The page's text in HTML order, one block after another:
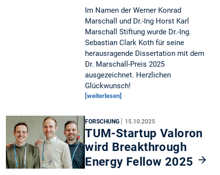
Im Namen der Werner Konrad
Marschall und Dr.-Ing Horst Karl
Marschall Stiftung wurde Dr.-Ing.
Sebastian Clark Koth für seine
herausragende Dissertation mit dem
Dr. Marschall-Preis 2025
ausgezeichnet. Herzlichen
Glückwunsch!
[weiterlesen]
FORSCHUNG 15.10.2025
TUM-Startup Valoron
wird Breakthrough
Energy Fellow 2025